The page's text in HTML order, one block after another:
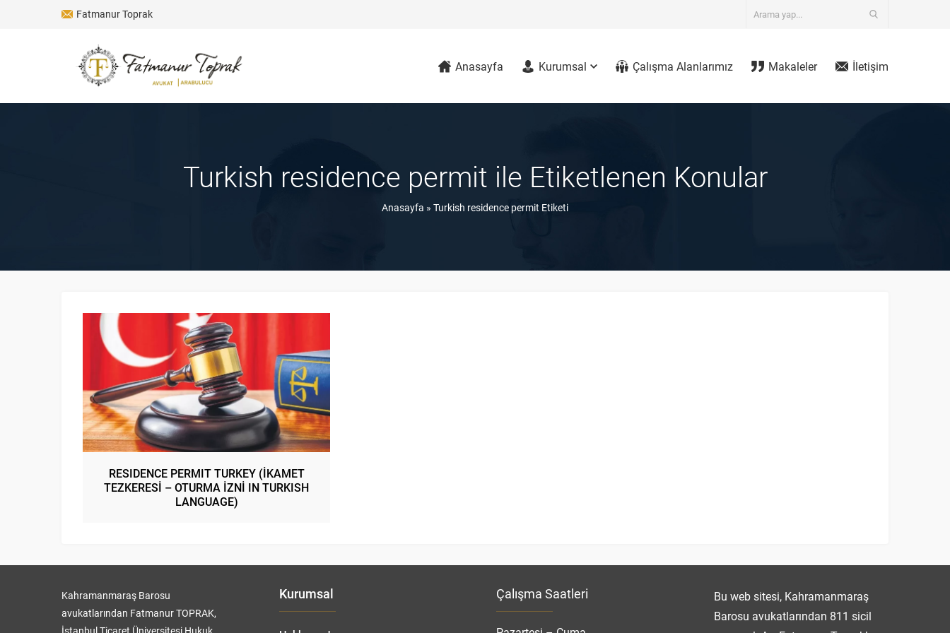
Fatmanur Toprak
Anasayfa Kurumsal Çalışma Alanlarımız Makaleler İletişim
Turkish residence permit ile Etiketlenen Konular
Anasayfa » Turkish residence permit Etiketi
RESIDENCE PERMIT TURKEY (İKAMET
TEZKERESİ – OTURMA İZNİ IN TURKISH
LANGUAGE)
Kahramanmaraş Barosu
avukatlarından Fatmanur TOPRAK,
Kurumsal Çalışma Saatleri
Bu web sitesi, Kahramanmaraş
Barosu avukatlarından 811 sicil